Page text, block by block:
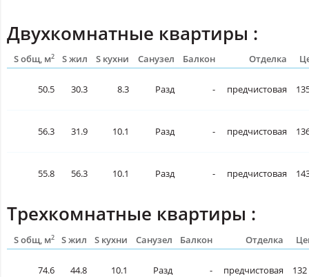
Двухкомнатные квартиры :
S общ, м2 S жил S кухни Санузел Балкон Отделка
50.5 30.3 8.3 Разд - предчистовая
56.3 31.9 10.1 Разд - предчистовая
55.8 56.3 10.1 Разд - предчистовая
Трехкомнатные квартиры :
S общ, м2 S жил S кухни Санузел Балкон Отделка
74.6 44.8 10.1 Разд - предчистовая